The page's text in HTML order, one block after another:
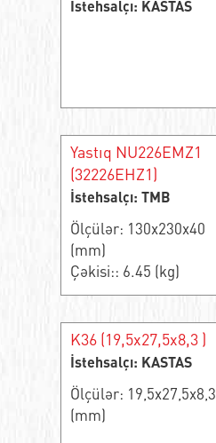
İstehsalçı: KASTAS
Yastıq NU226EMZ1
(32226EHZ1)
İstehsalçı: TMB
Ölçülər: 130x230x40
(mm)
Çəkisi:: 6.45 (kg)
K36 (19,5x27,5x8,3 )
İstehsalçı: KASTAS
Ölçülər: 19,5x27,5x8,3
(mm)